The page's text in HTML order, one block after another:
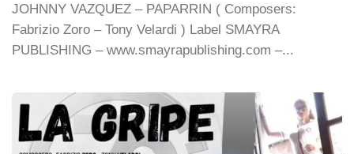
JOHNNY VAZQUEZ – PAPARRIN ( Composers:
Fabrizio Zoro – Tony Velardi ) Label SMAYRA
PUBLISHING – www.smayrapublishing.com –...